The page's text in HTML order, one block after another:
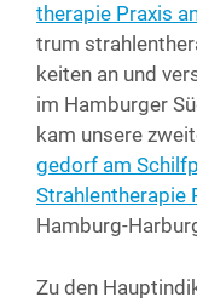
the­ra­pie Pra­xis
trum
kei­ten an und
im Ham­bur­ger
kam unse­re
ge­dorf am
Strah­len­the­ra­pie
Hamburg-
Zu den